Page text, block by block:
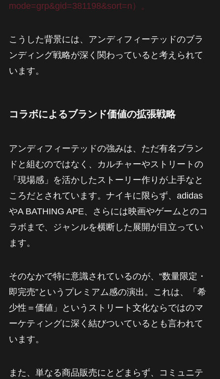
mode=grp&gid=381198&sort=n）。
こうした背景には、アンディフィーテッドのブラ
ンディング戦略が深く関わっていると考えられて
います。
コラボによるブランド価値の拡張戦略
アンディフィーテッドの強みは、ただ有名ブラン
ドと組むのではなく、カルチャーやストリートの
「現場感」を活かしたストーリー作りが上手なと
ころだとされています。ナイキに限らず、adidas
やA BATHING APE、さらには映画やゲームとのコ
ラボまで、ジャンルを横断した展開が目立ってい
ます。
そのなかで特に意識されているのが、“数量限定・
即完売”というプレミアム感の演出。これは、「希
少性＝価値」というストリート文化ならではのマ
ーケティングに深く結びついているとも言われて
います。
また、単なる商品販売にとどまらず、コミュニテ